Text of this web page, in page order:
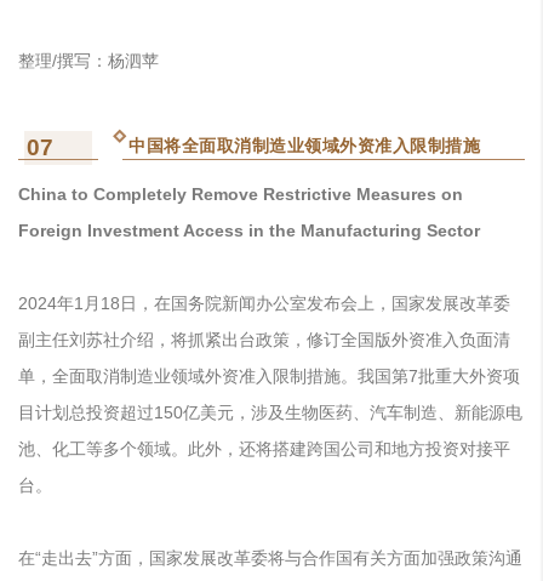
整理/撰写：杨泗苹
07 中国将全面取消制造业领域外资准入限制措施
China to Completely Remove Restrictive Measures on
Foreign Investment Access in the Manufacturing Sector
2024年1月18日，在国务院新闻办公室发布会上，国家发展改革委
副主任刘苏社介绍，将抓紧出台政策，修订全国版外资准入负面清
单，全面取消制造业领域外资准入限制措施。我国第7批重大外资项
目计划总投资超过150亿美元，涉及生物医药、汽车制造、新能源电
池、化工等多个领域。此外，还将搭建跨国公司和地方投资对接平
台。
在“走出去”方面，国家发展改革委将与合作国有关方面加强政策沟通